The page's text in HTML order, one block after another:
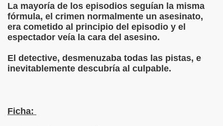
La mayoría de los episodios seguían la misma
fórmula, el crimen normalmente un asesinato,
era cometido al principio del episodio y el
espectador veía la cara del asesino.
El detective, desmenuzaba todas las pistas, e
inevitablemente descubría al culpable.
Ficha: